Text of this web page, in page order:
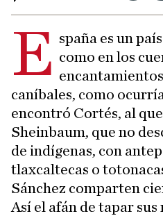
E spaña es un
como en los
caníbales, como
encontró Cortés, al
Sheinbaum, que no
de indígenas, con
tlaxcaltecas o
Sánchez comparten
Así el afán de tapar